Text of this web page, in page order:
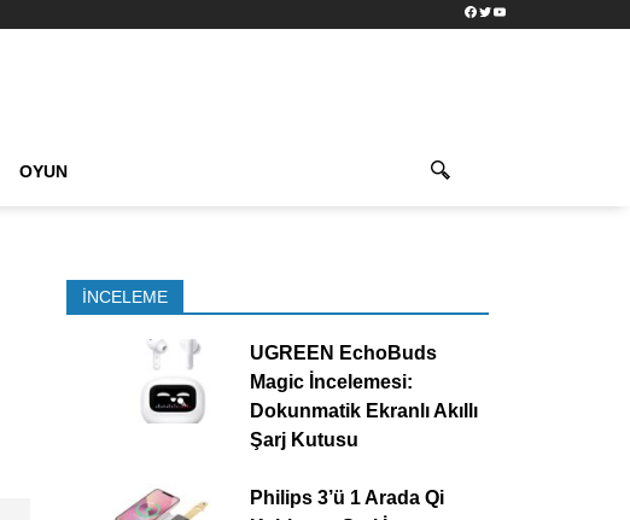
Facebook
TwitterYouTube
OYUN
İNCELEME
UGREEN EchoBuds
Magic İncelemesi:
Dokunmatik Ekranlı Akıllı
Şarj Kutusu
Philips 3’ü 1 Arada Qi